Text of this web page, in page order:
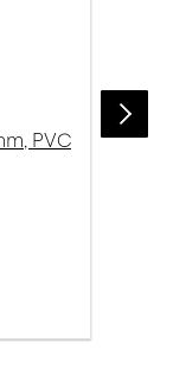
PVC